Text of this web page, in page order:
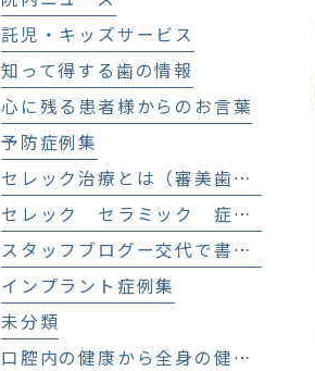
託児・キッズサービス
知って得する歯の情報
心に残る患者様からのお言葉
予防症例集
セレック治療とは（審美歯科、セラミック治療）
セレック セラミック 症例集
スタッフブログー交代で書いてます！－
インプラント症例集
未分類
口腔内の健康から全身の健康へ